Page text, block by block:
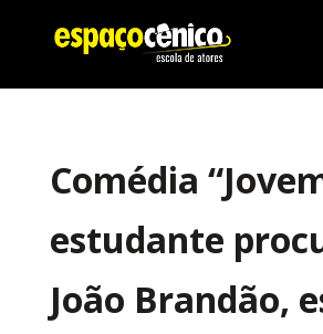
Comédia
estudante
João Brandão,